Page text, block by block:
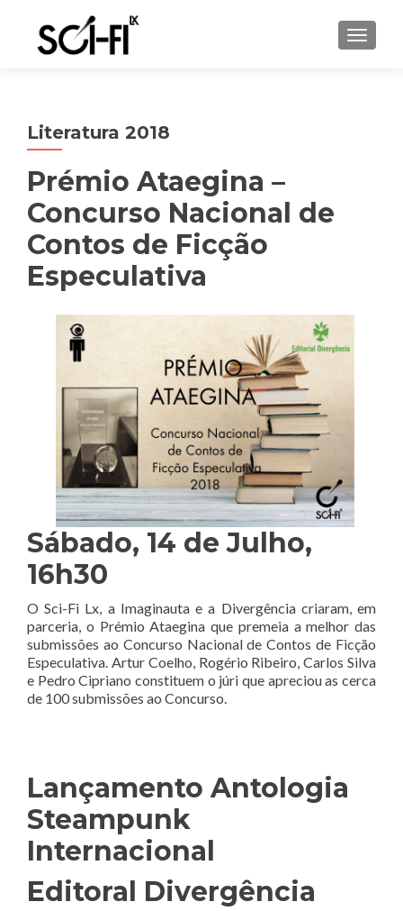
Literatura 2018
Prémio Ataegina –
Concurso Nacional de
Contos de Ficção
Especulativa
Sábado, 14 de Julho,
16h30
O Sci-Fi Lx, a Imaginauta e a Divergência criaram, em
parceria, o Prémio Ataegina que premeia a melhor das
submissões ao Concurso Nacional de Contos de Ficção
Especulativa. Artur Coelho, Rogério Ribeiro, Carlos Silva
e Pedro Cipriano constituem o júri que apreciou as cerca
de 100 submissões ao Concurso.
Lançamento Antologia
Steampunk
Internacional
Editoral Divergência